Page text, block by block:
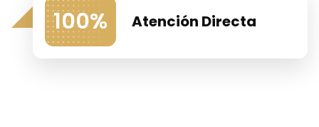
100% Atención Directa